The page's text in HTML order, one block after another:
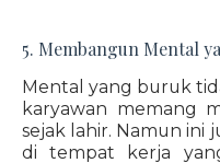
5. Membangun Mental
Mental yang buruk
karyawan memang
sejak lahir. Namun ini
di tempat kerja